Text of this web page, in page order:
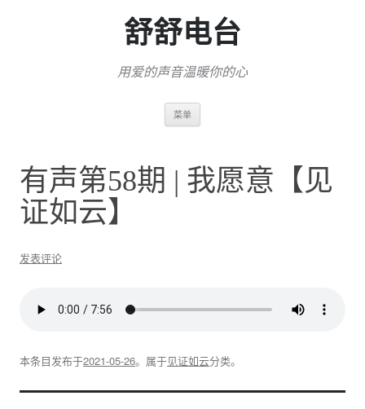
舒舒电台
用爱的声音温暖你的心
菜单
有声第58期 | 我愿意【见
证如云】
发表评论
本条目发布于2021-05-26。属于见证如云分类。